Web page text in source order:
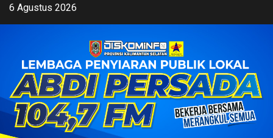
Skip6 Agustus 2026